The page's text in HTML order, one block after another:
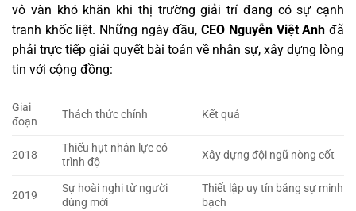
vô vàn khó khăn khi thị trường giải trí đang có sự cạnh
tranh khốc liệt. Những ngày đầu,CEO Nguyễn Việt Anhđã
phải trực tiếp giải quyết bài toán về nhân sự, xây dựng lòng
tin với cộng đồng:
Giai
đoạn
Thách thức chính Kết quả
2018
Thiếu hụt nhân lực có
trình độ
Xây dựng đội ngũ nòng cốt
2019
Sự hoài nghi từ người
dùng mới
Thiết lập uy tín bằng sự minh
bạch